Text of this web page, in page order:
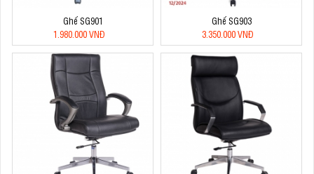
Ghế SG901
1.980.000 VNĐ
Ghế SG903
3.350.000 VNĐ